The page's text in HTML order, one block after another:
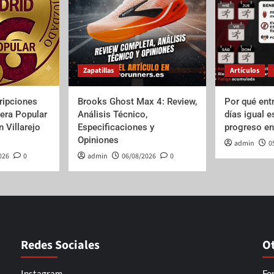
Popular
Villarejo
0
Zapatillas
Brooks Ghost Max 4: Review,
Análisis Técnico,
Especificaciones y
Opiniones
admin 06/08/2026 0
Artículos
Por qué
días igual
progreso
admin
Redes Sociales